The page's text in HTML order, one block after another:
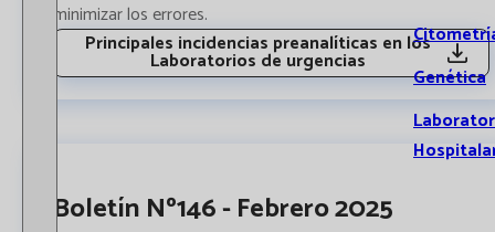
Genética
minimizar los errores.
Principales incidencias preanalíticas en los
Laboratorios de urgencias
Boletín Nº146 - Febrero 2025